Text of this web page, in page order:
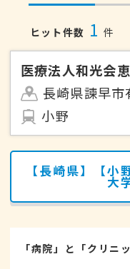
ヒット件数 1 件
医療法人和光会
長崎県諫早
小野
【長崎県】【小
大
「病院」と「クリニ